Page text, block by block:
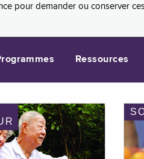
pour demander ou conserver
Ressources